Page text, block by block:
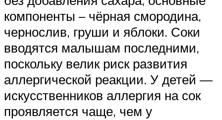
компоненты – чёрная смородина,
чернослив, груши и яблоки. Соки
вводятся малышам последними,
поскольку велик риск развития
аллергической реакции. У детей —
искусственников аллергия на сок
проявляется чаще, чем у